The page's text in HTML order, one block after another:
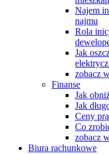
Najem
najmu
Rola
Jak
zobacz
Finanse
Jak
Jak
Ceny
Co
zobacz
Biura rachunkowe